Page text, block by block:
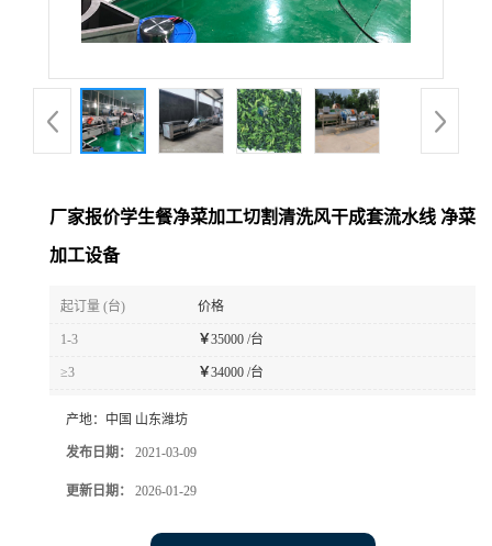
厂家报价学生餐净菜加工切割清洗风干成套流水线 净菜
加工设备
起订量 (台) 价格
1-3 ￥35000 /台
≥3 ￥34000 /台
产地： 中国 山东潍坊
发布日期： 2021-03-09
更新日期： 2026-01-29